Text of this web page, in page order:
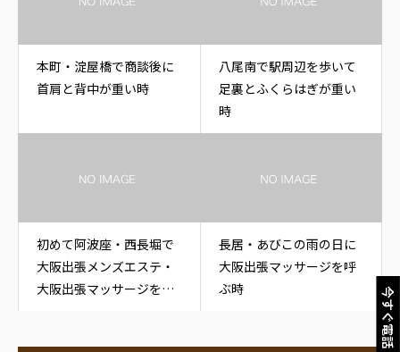
今すぐ電話
本町・淀屋橋で商談後に
首肩と背中が重い時
八尾南で駅周辺を歩いて
足裏とふくらはぎが重い
時
初めて阿波座・西長堀で
大阪出張メンズエステ・
大阪出張マッサージを呼
長居・あびこの雨の日に
大阪出張マッサージを呼
ぶ時